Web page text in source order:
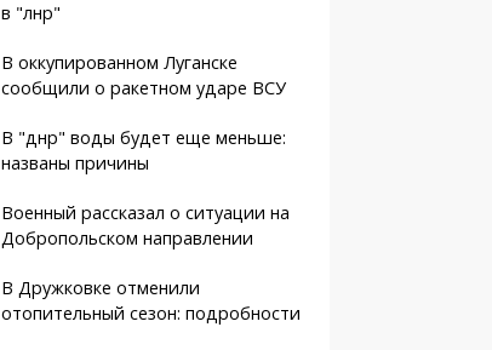
в "лнр"
В оккупированном Луганске
сообщили о ракетном ударе ВСУ
В "днр" воды будет еще меньше:
названы причины
Военный рассказал о ситуации на
Добропольском направлении
В Дружковке отменили
отопительный сезон: подробности